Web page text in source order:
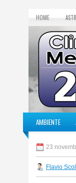
HOME
AMBIENTE
23
Flavio